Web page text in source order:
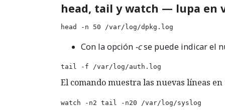
head, tail y watch — lupa en
head -n 50 /var/log/dpkg.log
Con la opción -cse puede indicar el
tail -f /var/log/auth.log
El comando muestra las nuevas líneas
watch -n2 tail -n20 /var/log/syslog